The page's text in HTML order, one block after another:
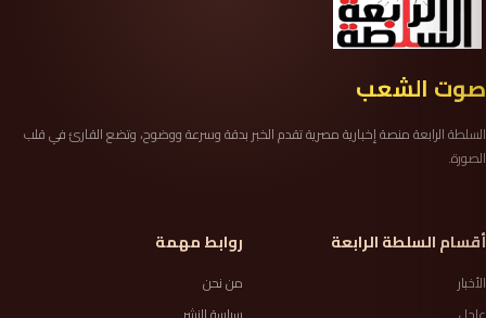
صوت الشعب
السلطة الرابعة منصة إخبارية مصرية تقدم الخبر بدقة وسرعة ووضوح، وتضع القارئ في قلب
الصورة.
أقسام السلطة الرابعة
الأخبار
روابط مهمة
من نحن